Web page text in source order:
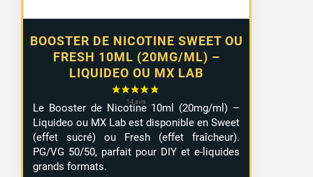
BOOSTER DE NICOTINE SWEET OU
FRESH 10ML (20MG/ML) –
LIQUIDEO OU MX LAB
Le Booster de Nicotine 10ml (20mg/ml) –
Liquideo ou MX Lab est disponible en Sweet
(effet sucré) ou Fresh (effet fraîcheur).
PG/VG 50/50, parfait pour DIY et e-liquides
grands formats.